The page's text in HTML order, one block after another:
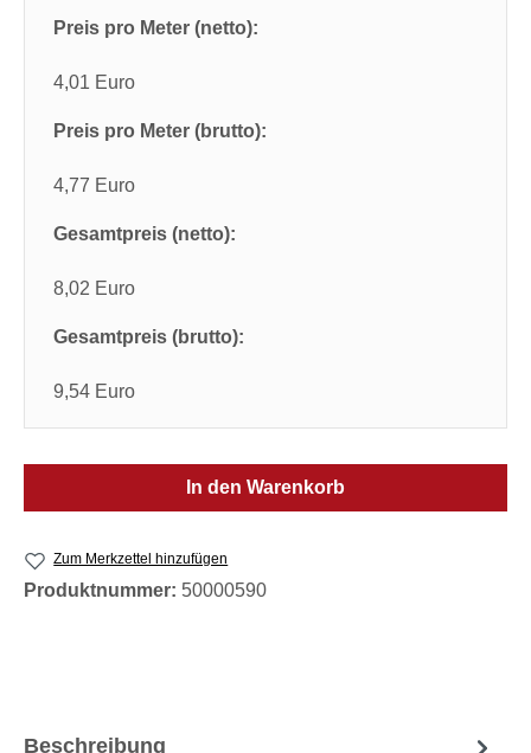
Preis pro Meter (netto):
4,01 Euro
Preis pro Meter (brutto):
4,77 Euro
Gesamtpreis (netto):
8,02 Euro
Gesamtpreis (brutto):
9,54 Euro
In den Warenkorb
Zum Merkzettel hinzufügen
Produktnummer: 50000590
Beschreibung